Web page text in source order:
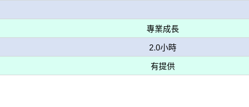
專業成長
2.0小時
有提供